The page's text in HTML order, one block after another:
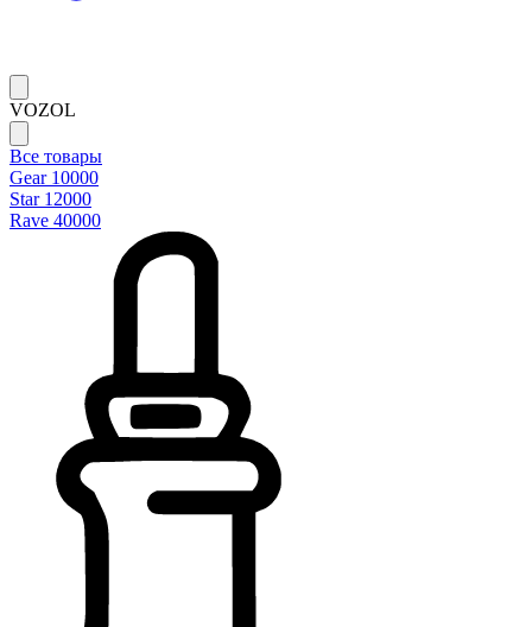
VOZOL
Все товары
Gear 10000
Star 12000
Rave 40000